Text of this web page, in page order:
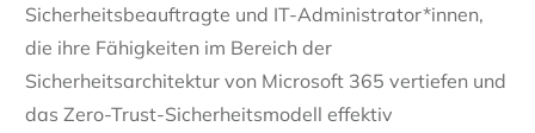
Sicherheitsbeauftragte und IT-Administrator*innen,
die ihre Fähigkeiten im Bereich der
Sicherheitsarchitektur von Microsoft 365 vertiefen und
das Zero-Trust-Sicherheitsmodell effektiv